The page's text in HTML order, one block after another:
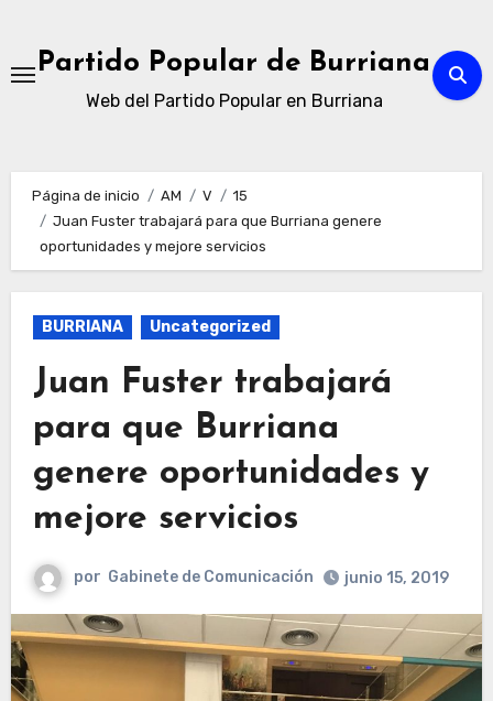
contenidoPartido Popular de Burriana
Web del Partido Popular en Burriana
Página de inicio AM V
15
Juan Fuster trabajará para que Burriana genere
oportunidades y mejore servicios
BURRIANA Uncategorized
Juan Fuster trabajará
para que Burriana
genere oportunidades y
mejore servicios
por Gabinete de Comunicación junio 15, 2019